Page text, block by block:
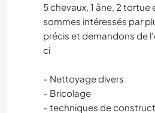
5 chevaux, 1 âne, 2
sommes intéressés par
précis et demandons de
ci
- Nettoyage divers
- Bricolage
- techniques de